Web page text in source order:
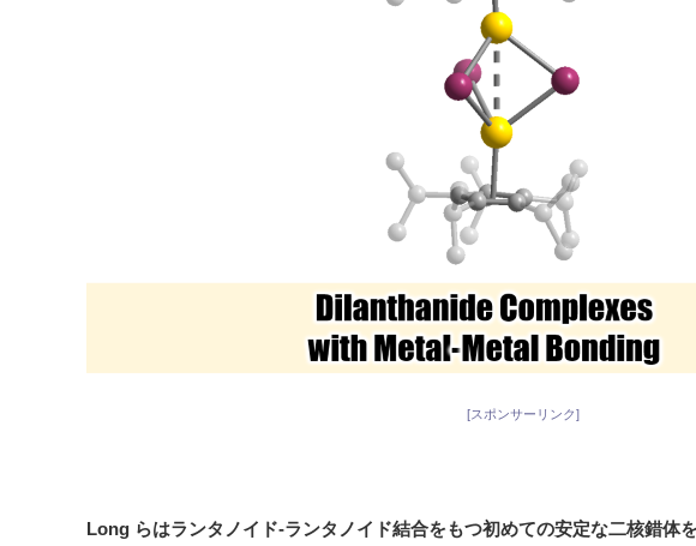
[スポンサーリンク]
Long らはランタノイド-ランタノイド結合をもつ初めての安定な二核錯体